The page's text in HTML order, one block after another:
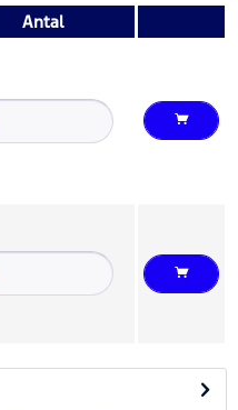
Antal